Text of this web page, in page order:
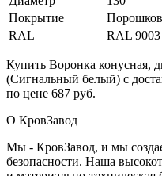
Покрытие
RAL
RAL 9003
Купить Воронка конусная,
(Сигнальный белый) с
по цене 687 руб.
О КровЗавод
Мы - КровЗавод, и мы
безопасности. Наша